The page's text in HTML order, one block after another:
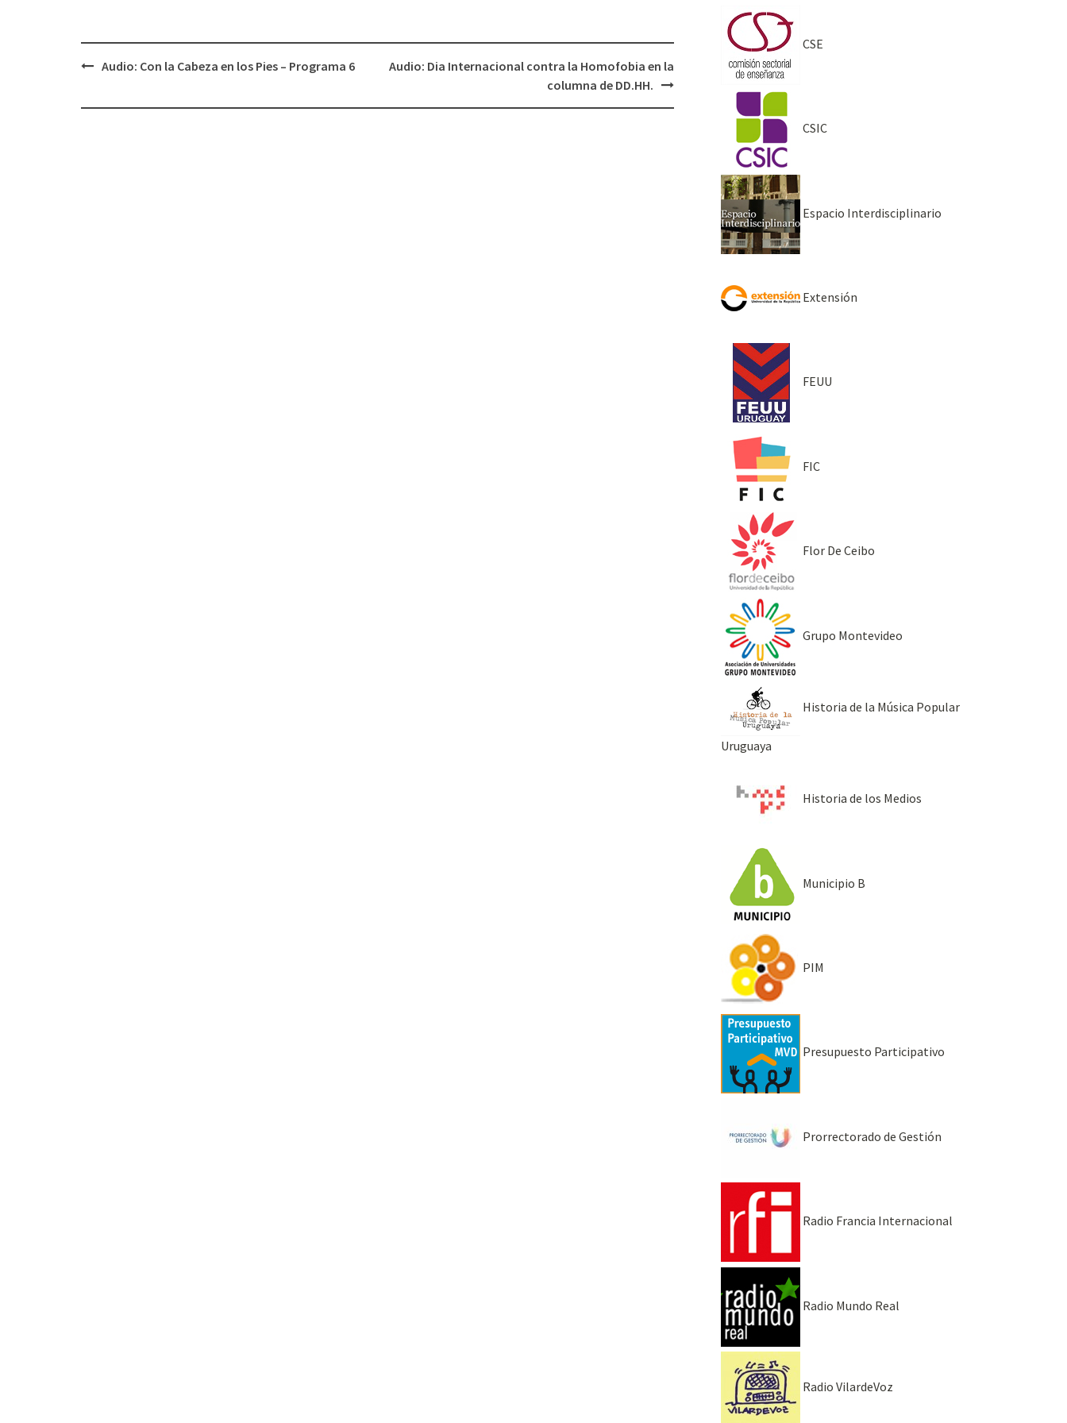
el
volumen.
Audio: Con la Cabeza en los Pies – Programa 6
Audio: Dia Internacional contra la Homofobia en la
columna de DD.HH.
CSE
CSIC
Espacio Interdisciplinario
Extensión
FEUU
FIC
Flor De Ceibo
Grupo Montevideo
Historia de la Música Popular
Uruguaya
Historia de los Medios
Municipio B
PIM
Presupuesto Participativo
Prorrectorado de Gestión
Radio Francia Internacional
Radio Mundo Real
Radio VilardeVoz